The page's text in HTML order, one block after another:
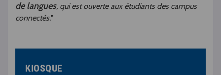
de langues, qui est ouverte aux étudiants des campus
connectés."
KIOSQUE